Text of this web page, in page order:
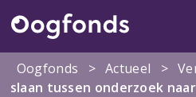
Oogfonds
> Actueel >
slaan tussen onderzoek